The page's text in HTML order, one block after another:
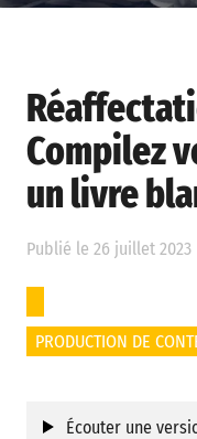
Compilez
un livre
Publié le 26 juillet 2023
PRODUCTION DE
Écouter une